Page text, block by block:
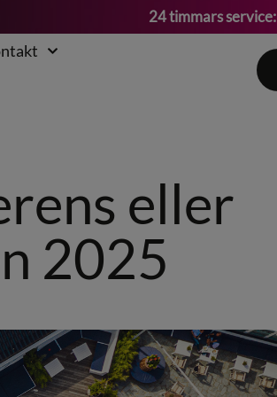
24 timmars service:
eller
2025